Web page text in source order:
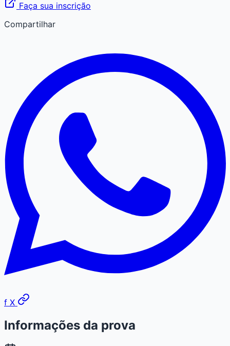
Faça sua inscrição
Compartilhar
f X
Informações da prova